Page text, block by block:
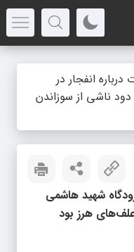
انفجار در
ناشی از سوزاندن
شهید هاشمی
هرز بود